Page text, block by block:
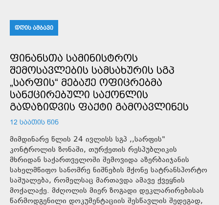
ᲓᲦᲘᲡ ᲐᲛᲑᲐᲕᲘ
ᲤᲘᲜᲐᲜᲡᲗᲐ ᲡᲐᲛᲘᲜᲘᲡᲢᲠᲝᲡ
ᲨᲔᲛᲝᲡᲐᲕᲚᲔᲑᲘᲡ ᲡᲐᲛᲡᲐᲮᲣᲠᲘᲡ ᲡᲒᲞ
„ᲡᲐᲠᲤᲘᲡ“ ᲛᲔᲑᲐᲟᲔ ᲝᲤᲘᲪᲠᲔᲑᲛᲐ
ᲡᲐᲜᲥᲪᲘᲠᲔᲑᲣᲚᲘ ᲡᲐᲥᲝᲜᲚᲘᲡ
ᲒᲐᲓᲐᲖᲘᲓᲕᲘᲡ ᲤᲐᲥᲢᲘ ᲒᲐᲛᲝᲐᲕᲚᲘᲜᲔᲡ
12 ᲡᲐᲐᲗᲘᲡ ᲬᲘᲜ
მიმდინარე წლის 24 ივლისს სგპ ,,სარფის"
კონტროლის ზონაში, თურქეთის რესპუბლიკის
მხრიდან საქართველოში შემოვიდა აზერბაიჯანის
სახელმწიფო სანომრე ნიშნების მქონე სატრანსპორტო
საშუალება, რომელსაც მართავდა ამავე ქვეყნის
მოქალაქე. მძღოლის მიერ ზოგადი დეკლარირებისას
წარმოდგენილი დოკუმენტაციის შესწავლის შედეგად,